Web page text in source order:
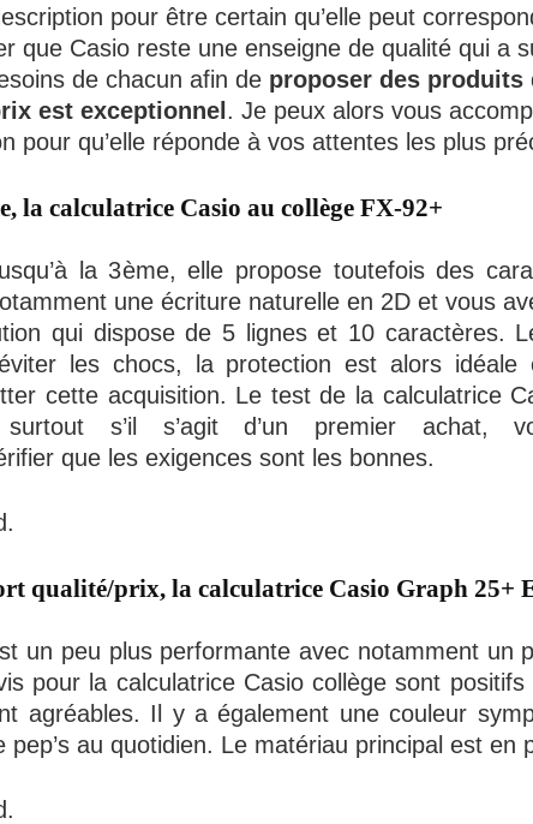
pour être certain qu’elle peut
que Casio reste une enseigne de qualité qui a
de chacun afin de proposer des produits
est exceptionnel . Je peux alors vous
pour qu’elle réponde à vos attentes les plus
la calculatrice Casio au collège FX-92+
la 3ème, elle propose toutefois des
une écriture naturelle en 2D et vous
qui dispose de 5 lignes et 10 caractères.
les chocs, la protection est alors idéale
cette acquisition. Le test de la calculatrice
s’il s’agit d’un premier achat,
que les exigences sont les bonnes.
qualité/prix, la calculatrice Casio Graph 25+
un peu plus performante avec notamment un
pour la calculatrice Casio collège sont positifs
agréables. Il y a également une couleur
pep’s au quotidien. Le matériau principal est en